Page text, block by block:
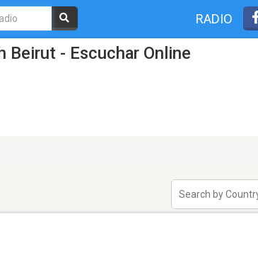
RADIO
Beirut - Escuchar Online